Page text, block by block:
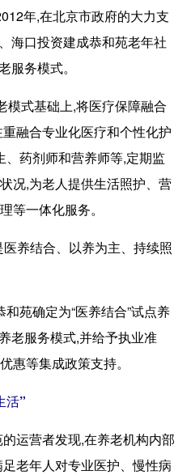
年,在北京市政府的大力支
海口投资建成恭和苑老年社
服务模式。
式基础上,将医疗保障融合
融合专业化医疗和个性化护
药剂师和营养师等,定期监
况,为老人提供生活照护、营
等一体化服务。
养结合、以养为主、持续照
苑确定为“医养结合”试点养
老服务模式,并给予执业准
惠等集成政策支持。
活”
运营者发现,在养老机构内部
老年人对专业医护、慢性病